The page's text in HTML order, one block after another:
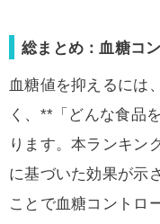
総まとめ：血糖コ
血糖値を抑えるには
く、**「どんな食品
ります。本ランキン
に基づいた効果が示
ことで血糖コントロ